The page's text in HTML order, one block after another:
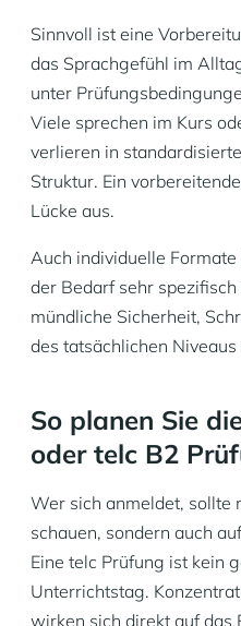
Sinnvoll ist eine
das Sprachgefühl im
unter
Viele sprechen im Kurs
verlieren in
Struktur. Ein
Lücke aus.
Auch individuelle
der Bedarf sehr
mündliche Sicherheit,
des tatsächlichen
So planen Sie
oder telc B2
Wer sich anmeldet, sollte
schauen, sondern auch
Eine telc Prüfung ist kein
Unterrichtstag.
wirken sich direkt auf das